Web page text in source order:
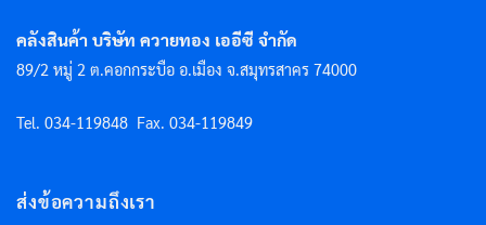
คลังสินค้า บริษัท ควายทอง เออีซี จำกัด
89/2 หมู่ 2 ต.คอกกระบือ อ.เมือง จ.สมุทรสาคร 74000
Tel. 034-119848 Fax. 034-119849
ส่งข้อความถึงเรา